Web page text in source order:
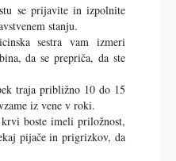
se prijavite in izpolnite
stanju.
sestra vam izmeri
da se prepriča, da ste
traja približno 10 do 15
iz vene v roki.
boste imeli priložnost,
pijače in prigrizkov, da